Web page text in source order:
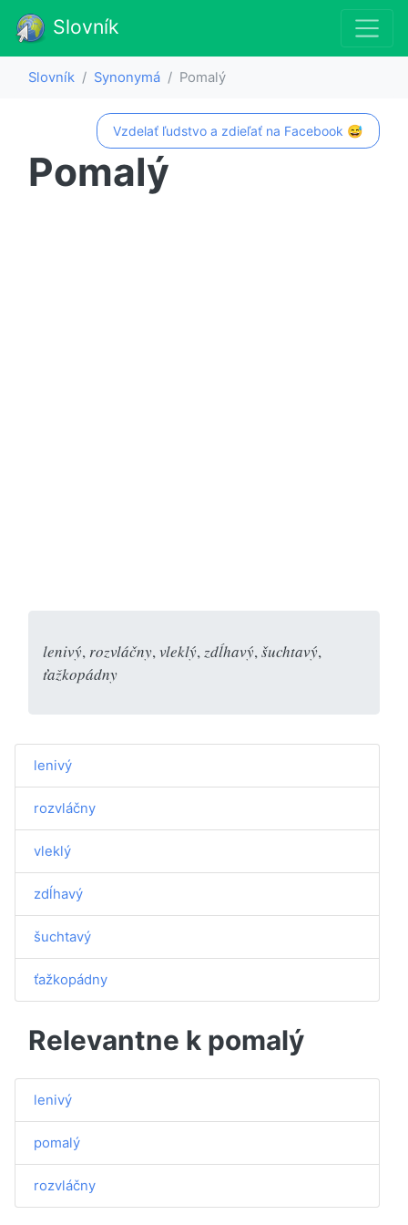
Slovník
Slovník Synonymá Pomalý
Vzdelať ľudstvo a zdieľať na Facebook 😅
Pomalý
lenivý, rozvláčny, vleklý, zdĺhavý, šuchtavý,
ťažkopádny
lenivý
rozvláčny
vleklý
zdĺhavý
šuchtavý
ťažkopádny
Relevantne k pomalý
lenivý
pomalý
rozvláčny